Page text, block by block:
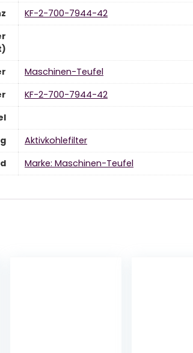
‎KF-2-700-7944-42
‎Maschinen-Teufel
‎KF-2-700-7944-42
‎Aktivkohlefilter
Marke: Maschinen-Teufel